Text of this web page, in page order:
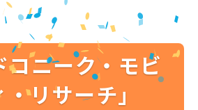
コニーク・モビ
リサーチ」